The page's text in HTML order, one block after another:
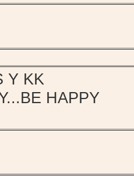
Y KK
HAPPY